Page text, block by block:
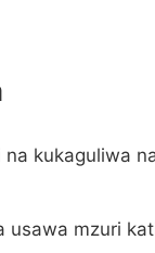
kukaguliwa
usawa mzuri